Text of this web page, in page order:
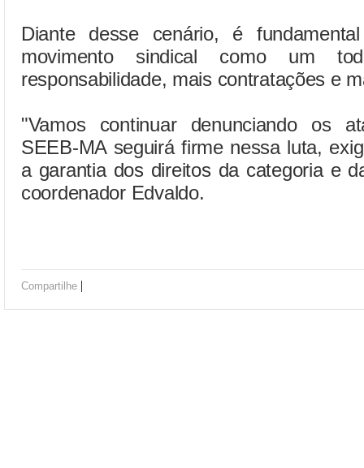
Diante desse cenário, é
movimento sindical como um
responsabilidade, mais contratações e
"Vamos continuar denunciando os
SEEB-MA seguirá firme nessa luta,
a garantia dos direitos da categoria e
coordenador Edvaldo.
Compartilhe |